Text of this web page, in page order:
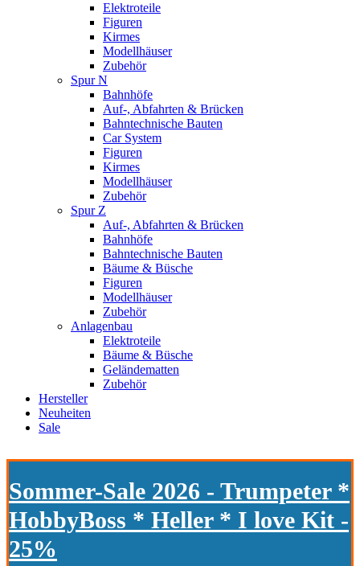
Elektroteile
Figuren
Kirmes
Modellhäuser
Zubehör
Spur N
Bahnhöfe
Auf-, Abfahrten & Brücken
Bahntechnische Bauten
Car System
Figuren
Kirmes
Modellhäuser
Zubehör
Spur Z
Auf-, Abfahrten & Brücken
Bahnhöfe
Bahntechnische Bauten
Bäume & Büsche
Figuren
Modellhäuser
Zubehör
Anlagenbau
Elektroteile
Bäume & Büsche
Geländematten
Zubehör
Hersteller
Neuheiten
Sale
Sommer-Sale 2026 - Trumpeter *
HobbyBoss * Heller * I love Kit -
25%